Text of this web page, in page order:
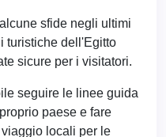
sfide negli ultimi
turistiche dell'Egitto
sicure per i visitatori.
seguire le linee guida
paese e fare
locali per le